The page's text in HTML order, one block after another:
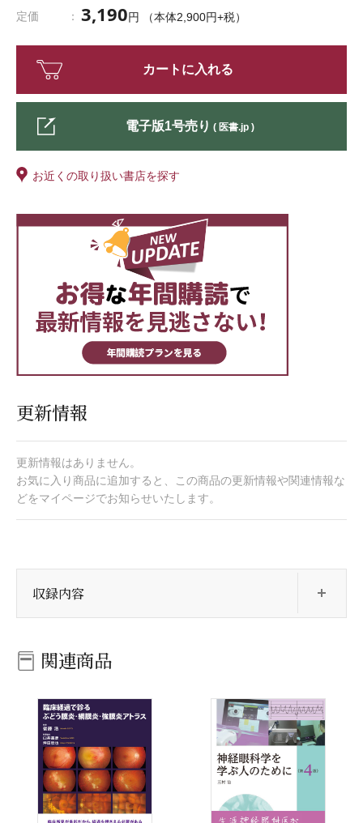
定価 3,190円 （本体2,900円+税）
カートに入れる
電子版1号売り ( 医書.jp )
お近くの取り扱い書店を探す
更新情報
更新情報はありません。
お気に入り商品に追加すると、この商品の更新情報や関連情報な
どをマイページでお知らせいたします。
収録内容
関連商品